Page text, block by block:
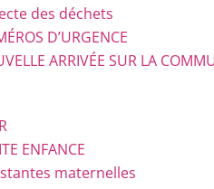
des déchets
D’URGENCE
ARRIVÉE SUR LA
ENFANCE
maternelles